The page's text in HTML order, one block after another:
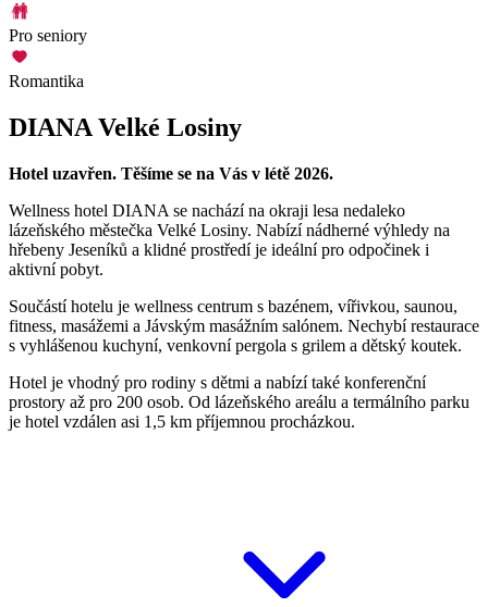
Pro seniory
Romantika
DIANA Velké Losiny
Hotel uzavřen. Těšíme se na Vás v létě 2026.
Wellness hotel DIANA se nachází na okraji lesa nedaleko
lázeňského městečka Velké Losiny. Nabízí nádherné výhledy na
hřebeny Jeseníků a klidné prostředí je ideální pro odpočinek i
aktivní pobyt.
Součástí hotelu je wellness centrum s bazénem, vířivkou, saunou,
fitness, masážemi a Jávským masážním salónem. Nechybí restaurace
s vyhlášenou kuchyní, venkovní pergola s grilem a dětský koutek.
Hotel je vhodný pro rodiny s dětmi a nabízí také konferenční
prostory až pro 200 osob. Od lázeňského areálu a termálního parku
je hotel vzdálen asi 1,5 km příjemnou procházkou.